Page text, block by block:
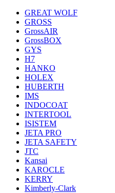
GREAT WOLF
GROSS
GrossAIR
GrossBOX
GYS
H7
HANKO
HOLEX
HUBERTH
IMS
INDOCOAT
INTERTOOL
ISISTEM
JETA PRO
JETA SAFETY
JTC
Kansai
KAROCLE
KERRY
Kimberly-Clark